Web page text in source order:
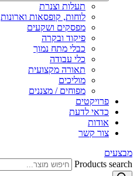
תעלות וצנרת
לוחות, קופסאות וארונות
מפסקים ושקעים
פיקוד ובקרה
כבלי מתח נמוך
כלי עבודה
תאורה מקצועית
מוליכים
מפוחים / מצננים
פרויקטים
כדאי לדעת
אודות
צור קשר
מבצעים
Products search